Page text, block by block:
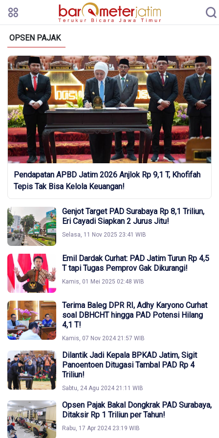
OPSEN PAJAK
Pendapatan APBD Jatim 2026 Anjlok Rp 9,1 T, Khofifah
Tepis Tak Bisa Kelola Keuangan!
Genjot Target PAD Surabaya Rp 8,1 Triliun,
Eri Cayadi Siapkan 2 Jurus Jitu!
Selasa, 11 Nov 2025 23:41 WIB
Emil Dardak Curhat: PAD Jatim Turun Rp 4,5
T tapi Tugas Pemprov Gak Dikurangi!
Kamis, 01 Mei 2025 02:48 WIB
Terima Baleg DPR RI, Adhy Karyono Curhat
soal DBHCHT hingga PAD Potensi Hilang
4,1 T!
Kamis, 07 Nov 2024 21:57 WIB
Dilantik Jadi Kepala BPKAD Jatim, Sigit
Panoentoen Ditugasi Tambal PAD Rp 4
Triliun!
Sabtu, 24 Agu 2024 21:11 WIB
Opsen Pajak Bakal Dongkrak PAD Surabaya,
Ditaksir Rp 1 Triliun per Tahun!
Rabu, 17 Apr 2024 23:19 WIB